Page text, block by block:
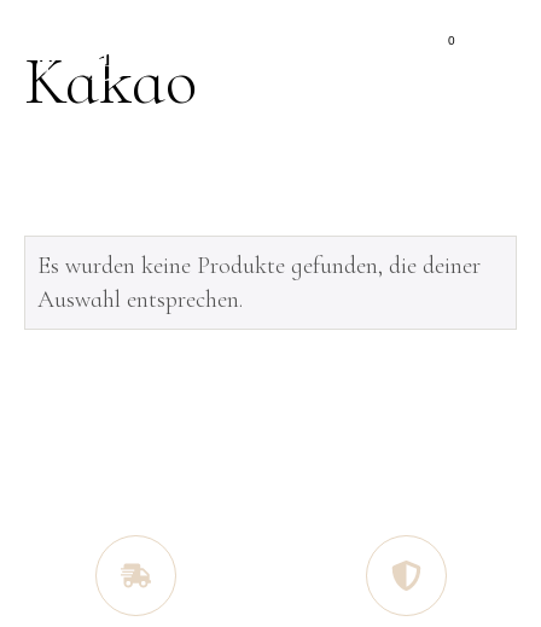
0
Kakao
Es wurden keine Produkte gefunden, die deiner
Auswahl entsprechen.